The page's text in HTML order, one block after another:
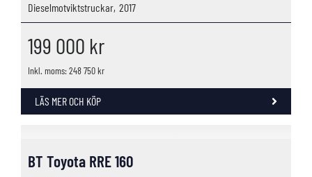
Dieselmotviktstruckar, 2017
199 000 kr
Inkl. moms: 248 750 kr
LÄS MER OCH KÖP
BT Toyota RRE 160